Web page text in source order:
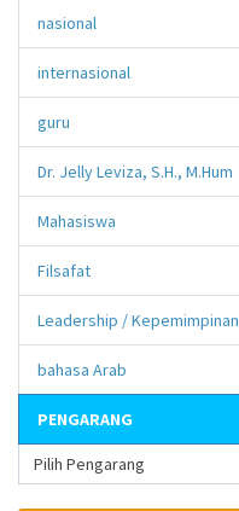
nasional
internasional
guru
Dr. Jelly Leviza, S.H., M.Hum
Mahasiswa
Filsafat
Leadership / Kepemimpinan
bahasa Arab
PENGARANG
Pilih Pengarang